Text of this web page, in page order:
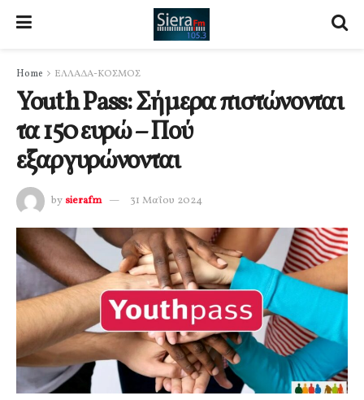
Home ΕΛΛΑΔΑ-ΚΟΣΜΟΣ
Youth Pass: Σήμερα πιστώνονται
τα 150 ευρώ – Πού
εξαργυρώνονται
by sierafm 31 Μαΐου 2024